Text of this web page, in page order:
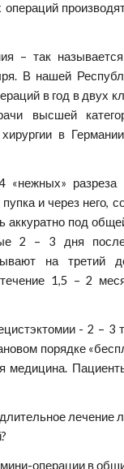
– так
В нашей
в год в двух
высшей
хирургии в
«нежных»
и через него,
под
2 – 3 дня
на третий
1,5 – 2
- 2 –
порядке
медицина.
лечение
операции в